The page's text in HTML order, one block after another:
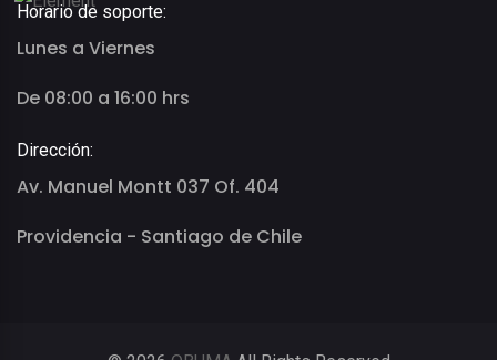
Horario de soporte:
Lunes a Viernes
De 08:00 a 16:00 hrs
Dirección:
Av. Manuel Montt 037 Of. 404
Providencia - Santiago de Chile